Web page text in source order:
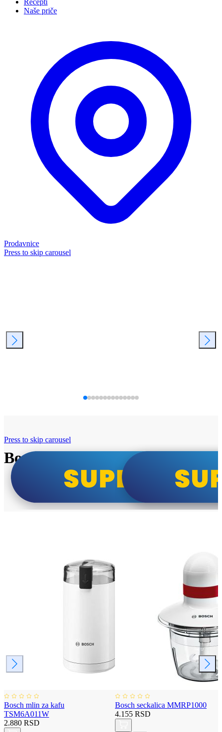
Recepti
Naše priče
Prodavnice
Press to skip carousel
Bosch super cene
Press to skip carousel
Bosch mlin za kafu
TSM6A011W
2.880 RSD
Bosch seckalica MMRP1000
4.155 RSD